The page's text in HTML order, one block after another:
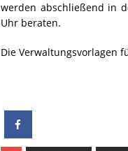
werden abschließend in
Uhr beraten.
Die Verwaltungsvorlagen